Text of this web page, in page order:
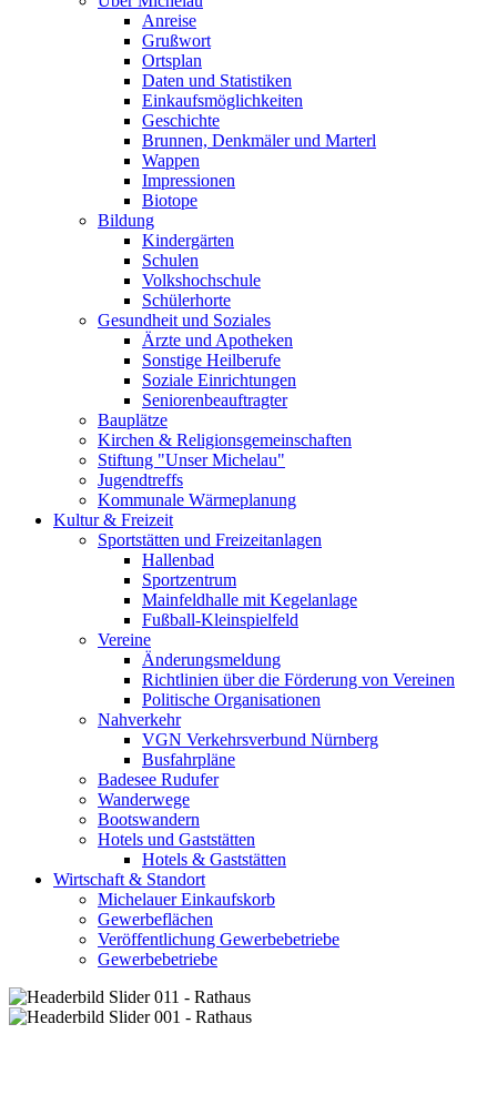
Anreise
Grußwort
Ortsplan
Daten und Statistiken
Einkaufsmöglichkeiten
Geschichte
Brunnen, Denkmäler und Marterl
Wappen
Impressionen
Biotope
Bildung
Kindergärten
Schulen
Volkshochschule
Schülerhorte
Gesundheit und Soziales
Ärzte und Apotheken
Sonstige Heilberufe
Soziale Einrichtungen
Seniorenbeauftragter
Bauplätze
Kirchen & Religionsgemeinschaften
Stiftung "Unser Michelau"
Jugendtreffs
Kommunale Wärmeplanung
Kultur & Freizeit
Sportstätten und Freizeitanlagen
Hallenbad
Sportzentrum
Mainfeldhalle mit Kegelanlage
Fußball-Kleinspielfeld
Vereine
Änderungsmeldung
Richtlinien über die Förderung von Vereinen
Politische Organisationen
Nahverkehr
VGN Verkehrsverbund Nürnberg
Busfahrpläne
Badesee Rudufer
Wanderwege
Bootswandern
Hotels und Gaststätten
Hotels & Gaststätten
Wirtschaft & Standort
Michelauer Einkaufskorb
Gewerbeflächen
Veröffentlichung Gewerbebetriebe
Gewerbebetriebe